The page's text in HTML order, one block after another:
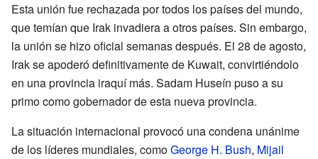
Esta unión fue rechazada por todos los países del mundo,
que temían que Irak invadiera a otros países. Sin embargo,
la unión se hizo oficial semanas después. El 28 de agosto,
Irak se apoderó definitivamente de Kuwait, convirtiéndolo
en una provincia iraquí más. Sadam Huseín puso a su
primo como gobernador de esta nueva provincia.
La situación internacional provocó una condena unánime
de los líderes mundiales, comoGeorge H. Bush, Mijail